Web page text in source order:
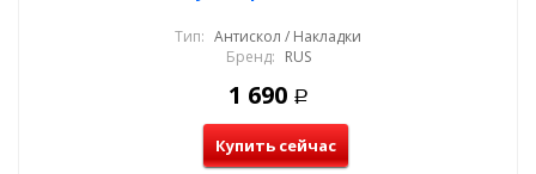
Тип: Антискол / Накладки
Бренд: RUS
1 690 Р
Купить сейчас